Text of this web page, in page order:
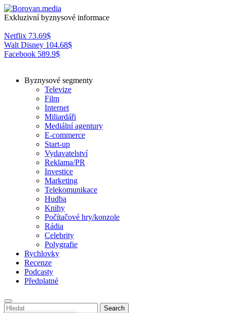
Exkluzivní byznysové informace
Netflix 73.69$
Walt Disney 104.68$
Facebook 589.9$
Byznysové segmenty
Televize
Film
Internet
Miliardáři
Mediální agentury
E-commerce
Start-up
Vydavatelství
Reklama/PR
Investice
Marketing
Telekomunikace
Hudba
Knihy
Počítačové hry/konzole
Rádia
Celebrity
Polygrafie
Rychlovky
Recenze
Podcasty
Předplatné